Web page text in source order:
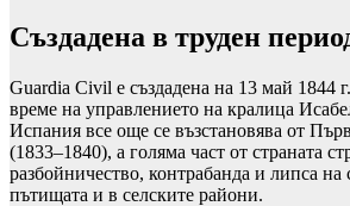
Създадена в труден
Guardia Civil е създадена на 13 май 1844
време на управлението на кралица
Испания все още се възстановява от
(1833–1840), а голяма част от страната
разбойничество, контрабанда и липса на
пътищата и в селските райони.